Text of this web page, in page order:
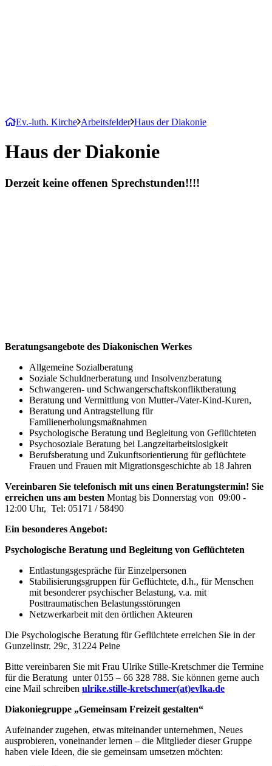
Ev.-luth. Kirche Arbeitsfelder Haus der Diakonie
Haus der Diakonie
Derzeit keine offenen Sprechstunden!!!!
Beratungsangebote des Diakonischen Werkes
Allgemeine Sozialberatung
Soziale Schuldnerberatung und Insolvenzberatung
Schwangeren- und Schwangerschaftskonfliktberatung
Beratung und Vermittlung von Mutter-/Vater-Kind-Kuren,
Beratung und Antragstellung für
Familienerholungsmaßnahmen
Psychologische Beratung und Begleitung von Geflüchteten
Psychosoziale Beratung bei Langzeitarbeitslosigkeit
Berufsberatung und Zukunftsorientierung für geflüchtete
Frauen und Frauen mit Migrationsgeschichte ab 18 Jahren
Vereinbaren Sie telefonisch mit uns einen Beratungstermin! Sie
erreichen uns am besten Montag bis Donnerstag von 09:00 -
12:00 Uhr, Tel: 05171 / 58490
Ein besonderes Angebot:
Psychologische Beratung und Begleitung von Geflüchteten
Entlastungsgespräche für Einzelpersonen
Stabilisierungsgruppen für Geflüchtete, d.h., für Menschen
mit besonderer psychischer Belastung, v.a. mit
Posttraumatischen Belastungsstörungen
Netzwerkarbeit mit den örtlichen Akteuren
Die Psychologische Beratung für Geflüchtete erreichen Sie in der
Gunzelinstr. 29c, 31224 Peine
Bitte vereinbaren Sie mit Frau Ulrike Stille-Kretschmer die Termine
für die Beratung unter 0155 – 66 328 788. Sie können gerne auch
eine Mail schreiben ulrike.stille-kretschmer(at)evlka.de
Diakoniegruppe „Gemeinsam Freizeit gestalten“
Aufeinander zugehen, etwas miteinander unternehmen, Neues
ausprobieren, voneinander lernen – die Mitglieder dieser Gruppe
haben viele Ideen, die sie gemeinsam umsetzen möchten: